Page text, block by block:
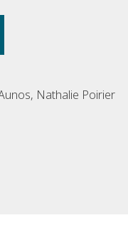
Nathalie Poirier